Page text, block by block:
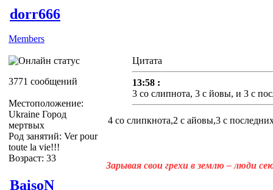
dorr666
Members
3771 сообщений
Местоположение:
Ukraine Город
мертвых
Род занятий: Ver pour
toute la vie!!!
Возраст: 33
Цитата
13:58 :
3 со слипнота, 3 с йовы, и 3 с
4 со слипкнота,2 с айовы,3 с
Зарывая свои грехи в землю – люди
BaisoN